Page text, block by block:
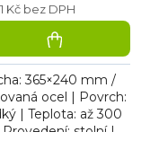
Kč bez DPH
365×240 mm /
ocel | Povrch:
| Teplota: až 300
Provedení: stolní |